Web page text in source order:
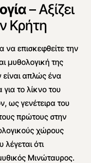
– Αξίζει
Κρήτη
να επισκεφθείτε την
μυθολογική της
απλώς ένα
το λίκνο του
ως γενέτειρα του
πρώτους στην
χώρους
ότι
Μινώταυρος.